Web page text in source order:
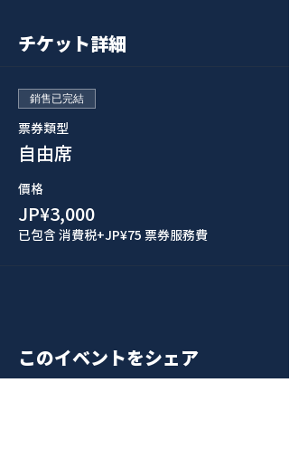
チケット詳細
銷售已完結
票券類型
自由席
價格
JP¥3,000
已包含 消費税+JP¥75 票券服務費
このイベントをシェア